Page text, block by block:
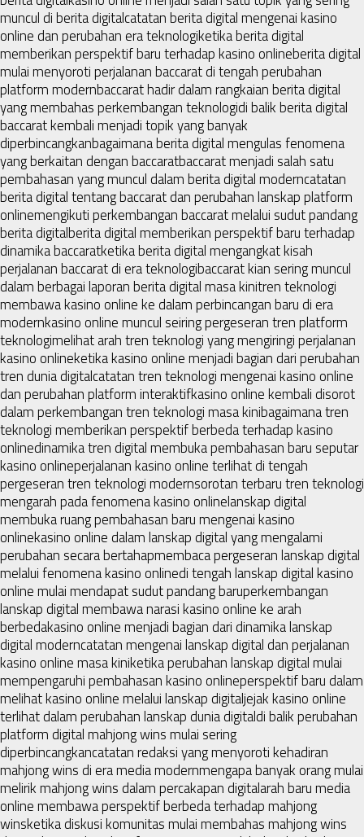
muncul di berita digitalcatatan berita digital mengenai kasino
online dan perubahan era teknologiketika berita digital
memberikan perspektif baru terhadap kasino onlineberita digital
mulai menyoroti perjalanan baccarat di tengah perubahan
platform modernbaccarat hadir dalam rangkaian berita digital
yang membahas perkembangan teknologidi balik berita digital
baccarat kembali menjadi topik yang banyak
diperbincangkanbagaimana berita digital mengulas fenomena
yang berkaitan dengan baccaratbaccarat menjadi salah satu
pembahasan yang muncul dalam berita digital moderncatatan
berita digital tentang baccarat dan perubahan lanskap platform
onlinemengikuti perkembangan baccarat melalui sudut pandang
berita digitalberita digital memberikan perspektif baru terhadap
dinamika baccaratketika berita digital mengangkat kisah
perjalanan baccarat di era teknologibaccarat kian sering muncul
dalam berbagai laporan berita digital masa kinitren teknologi
membawa kasino online ke dalam perbincangan baru di era
modernkasino online muncul seiring pergeseran tren platform
teknologimelihat arah tren teknologi yang mengiringi perjalanan
kasino onlineketika kasino online menjadi bagian dari perubahan
tren dunia digitalcatatan tren teknologi mengenai kasino online
dan perubahan platform interaktifkasino online kembali disorot
dalam perkembangan tren teknologi masa kinibagaimana tren
teknologi memberikan perspektif berbeda terhadap kasino
onlinedinamika tren digital membuka pembahasan baru seputar
kasino onlineperjalanan kasino online terlihat di tengah
pergeseran tren teknologi modernsorotan terbaru tren teknologi
mengarah pada fenomena kasino onlinelanskap digital
membuka ruang pembahasan baru mengenai kasino
onlinekasino online dalam lanskap digital yang mengalami
perubahan secara bertahapmembaca pergeseran lanskap digital
melalui fenomena kasino onlinedi tengah lanskap digital kasino
online mulai mendapat sudut pandang baruperkembangan
lanskap digital membawa narasi kasino online ke arah
berbedakasino online menjadi bagian dari dinamika lanskap
digital moderncatatan mengenai lanskap digital dan perjalanan
kasino online masa kiniketika perubahan lanskap digital mulai
mempengaruhi pembahasan kasino onlineperspektif baru dalam
melihat kasino online melalui lanskap digitaljejak kasino online
terlihat dalam perubahan lanskap dunia digitaldi balik perubahan
platform digital mahjong wins mulai sering
diperbincangkancatatan redaksi yang menyoroti kehadiran
mahjong wins di era media modernmengapa banyak orang mulai
melirik mahjong wins dalam percakapan digitalarah baru media
online membawa perspektif berbeda terhadap mahjong
winsketika diskusi komunitas mulai membahas mahjong wins